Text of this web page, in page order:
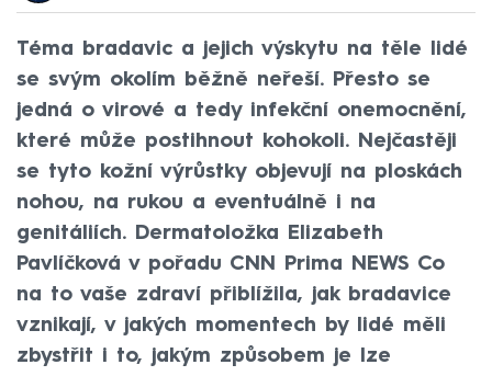
Téma bradavic a jejich výskytu na těle lidé
se svým okolím běžně neřeší. Přesto se
jedná o virové a tedy infekční onemocnění,
které může postihnout kohokoli. Nejčastěji
se tyto kožní výrůstky objevují na ploskách
nohou, na rukou a eventuálně i na
genitáliích. Dermatoložka Elizabeth
Pavlíčková v pořadu CNN Prima NEWS Co
na to vaše zdraví přiblížila, jak bradavice
vznikají, v jakých momentech by lidé měli
zbystřit i to, jakým způsobem je lze